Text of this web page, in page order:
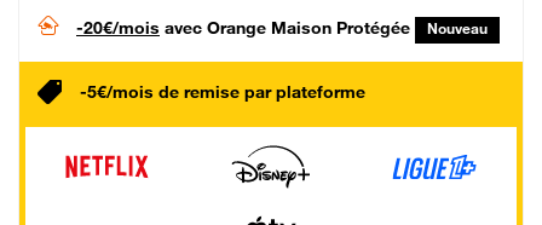
-20€/mois avec Orange Maison Protégée Nouveau
-5€/mois de remise par plateforme